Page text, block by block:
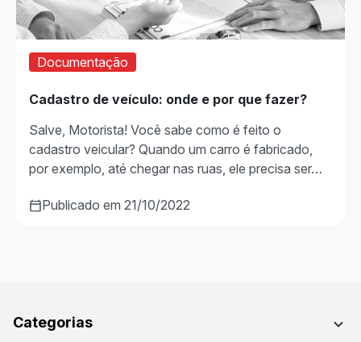
Documentação
Cadastro de veículo: onde e por que fazer?
Salve, Motorista! Você sabe como é feito o
cadastro veicular? Quando um carro é fabricado,
por exemplo, até chegar nas ruas, ele precisa ser…
Publicado em 21/10/2022
Categorias